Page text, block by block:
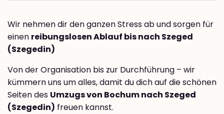
Wir nehmen dir den ganzen Stress ab und sorgen für
einen reibungslosen Ablauf bis nach Szeged
(Szegedin)
Von der Organisation bis zur Durchführung – wir
kümmern uns um alles, damit du dich auf die schönen
Seiten des Umzugs von Bochum nach Szeged
(Szegedin) freuen kannst.